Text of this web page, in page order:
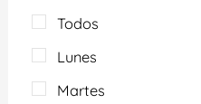
Todos
Lunes
Martes